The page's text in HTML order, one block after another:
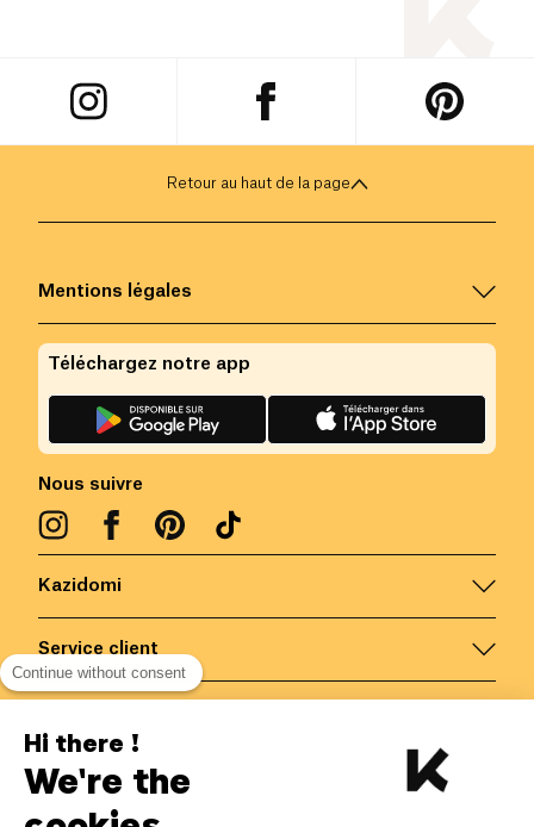
Retour au haut de la page
Kazidomi
Service client
Mentions légales
Nous suivre
Téléchargez notre app
Belgique/FR
Continue without consent
Hi there !
We're the